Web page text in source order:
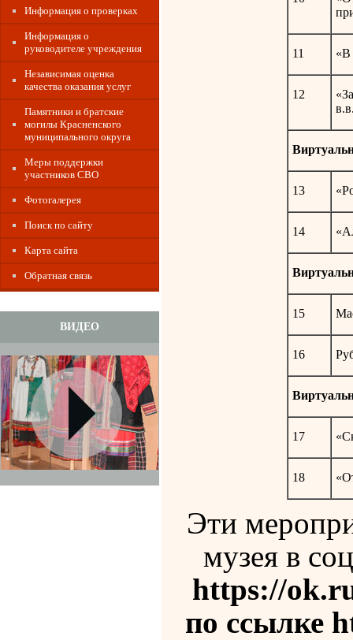
Информация о проверках
Информация о
руководителе учреждения
Независимая оценка
качества оказания услуг
Памятники и братские
могилы Красненского
муниципального округа
Меры поддержки
участников СВО
Фотогалерея
Поиск по сайту
Карта сайта
Обратная связь
ВИДЕО
11 «В
12
13
14
15
16
17
18
Эти
музея в
https://
по ссылке